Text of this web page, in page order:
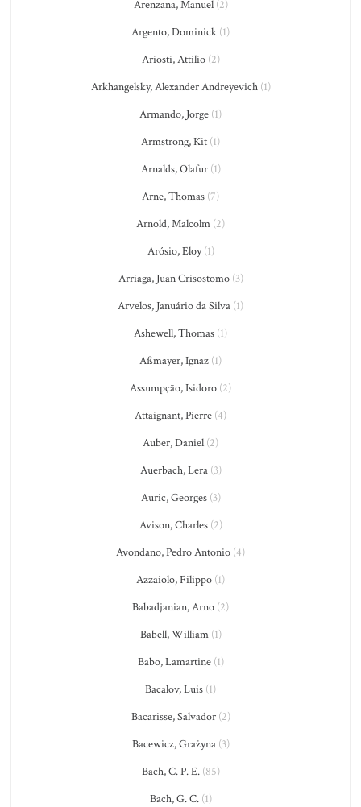
Arenzana, Manuel(2)
Argento, Dominick (1)
Ariosti, Attilio(2)
Arkhangelsky, Alexander Andreyevich(1)
Armando, Jorge (1)
Armstrong, Kit (1)
Arnalds, Olafur(1)
Arne, Thomas (7)
Arnold, Malcolm (2)
Arósio, Eloy(1)
Arriaga, Juan Crisostomo(3)
Arvelos, Januário da Silva (1)
Ashewell, Thomas (1)
Aßmayer, Ignaz (1)
Assumpção, Isidoro (2)
Attaignant, Pierre (4)
Auber, Daniel (2)
Auerbach, Lera(3)
Auric, Georges(3)
Avison, Charles(2)
Avondano, Pedro Antonio (4)
Azzaiolo, Filippo (1)
Babadjanian, Arno (2)
Babell, William(1)
Babo, Lamartine(1)
Bacalov, Luis (1)
Bacarisse, Salvador(2)
Bacewicz, Grażyna(3)
Bach, C. P. E.(85)
Bach, G. C.(1)